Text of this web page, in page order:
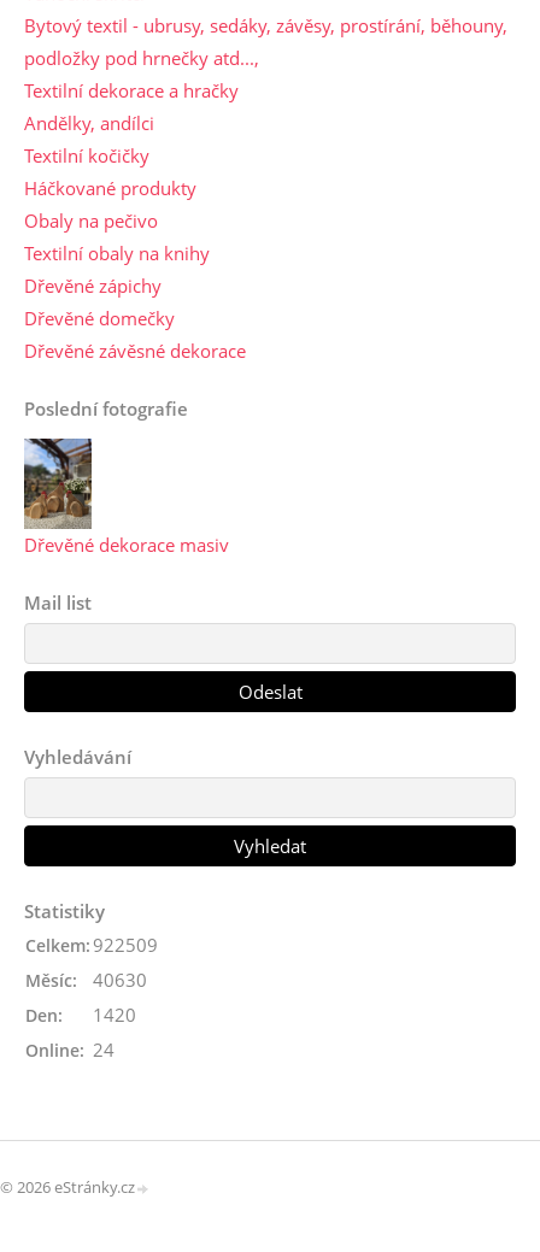
Bytový textil - ubrusy, sedáky, závěsy, prostírání, běhouny,
podložky pod hrnečky atd...,
Textilní dekorace a hračky
Andělky, andílci
Textilní kočičky
Háčkované produkty
Obaly na pečivo
Textilní obaly na knihy
Dřevěné zápichy
Dřevěné domečky
Dřevěné závěsné dekorace
Poslední fotografie
Dřevěné dekorace masiv
Mail list
Vyhledávání
Statistiky
Online: 24
Celkem: 922509
Měsíc: 40630
Den: 1420
© 2026 eStránky.cz